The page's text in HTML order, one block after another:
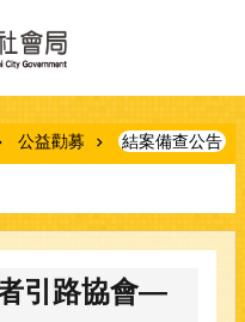
公益勸募 結案備查公告
引路協會—